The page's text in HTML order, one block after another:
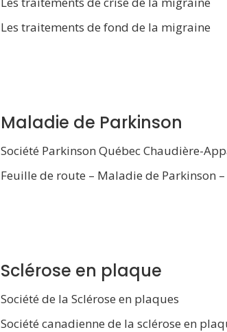
Les traitements de fond de la migraine
Maladie de Parkinson
Société Parkinson Québec Chaudière-
Feuille de route – Maladie de Parkinson
Sclérose en plaque
Société de la Sclérose en plaques
Société canadienne de la sclérose en